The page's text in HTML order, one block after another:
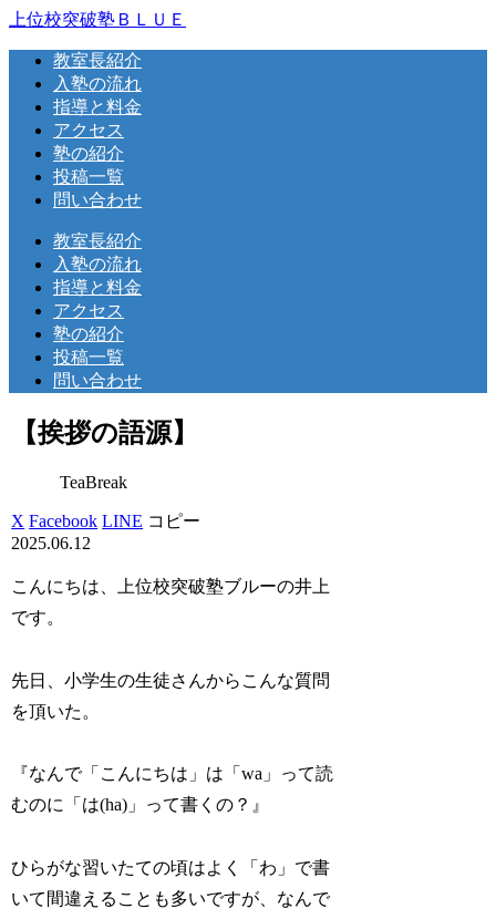
上位校突破塾ＢＬＵＥ
教室長紹介
入塾の流れ
指導と料金
アクセス
塾の紹介
投稿一覧
問い合わせ
教室長紹介
入塾の流れ
指導と料金
アクセス
塾の紹介
投稿一覧
問い合わせ
【挨拶の語源】
TeaBreak
X Facebook LINE コピー
2025.06.12
こんにちは、上位校突破塾ブルーの井上
です。
先日、小学生の生徒さんからこんな質問
を頂いた。
『なんで「こんにちは」は「wa」って読
むのに「は(ha)」って書くの？』
ひらがな習いたての頃はよく「わ」で書
いて間違えることも多いですが、なんで